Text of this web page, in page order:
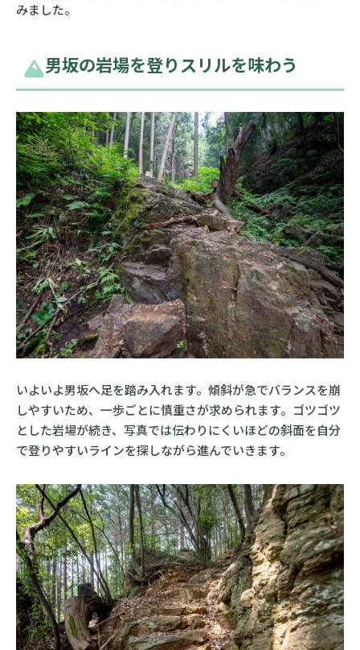
みました。
男坂の岩場を登りスリルを味わう
いよいよ男坂へ足を踏み入れます。傾斜が急でバランスを崩
しやすいため、一歩ごとに慎重さが求められます。ゴツゴツ
とした岩場が続き、写真では伝わりにくいほどの斜面を自分
で登りやすいラインを探しながら進んでいきます。